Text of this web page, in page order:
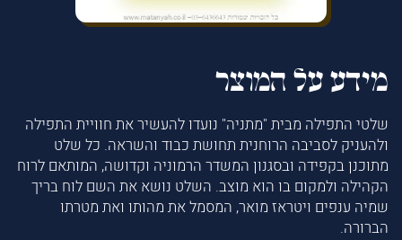
מידע על המוצר
שלטי התפילה מבית "מתניה" נועדו להעשיר את חוויית התפילה
ולהעניק לסביבה הרוחנית תחושת כבוד והשראה. כל שלט
מתוכנן בקפידה ובסגנון המשדר הרמוניה וקדושה, המותאם לרוח
הקהילה ולמקום בו הוא מוצב. השלט נושא את השם לוח בריך
שמיה ענפים ויטראז מואר, המסמל את מהותו ואת מטרתו
הברורה.